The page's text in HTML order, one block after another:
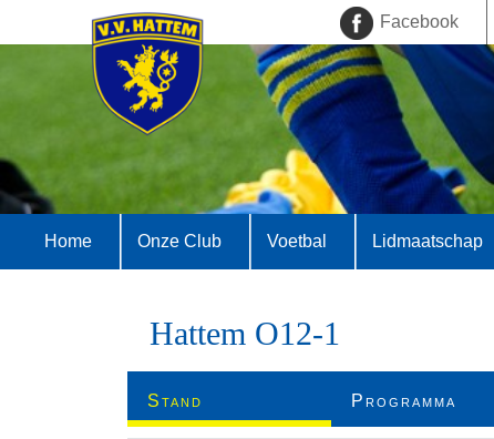
Facebook
Home Onze Club Voetbal Lidmaatschap
Hattem O12-1
Stand Programma